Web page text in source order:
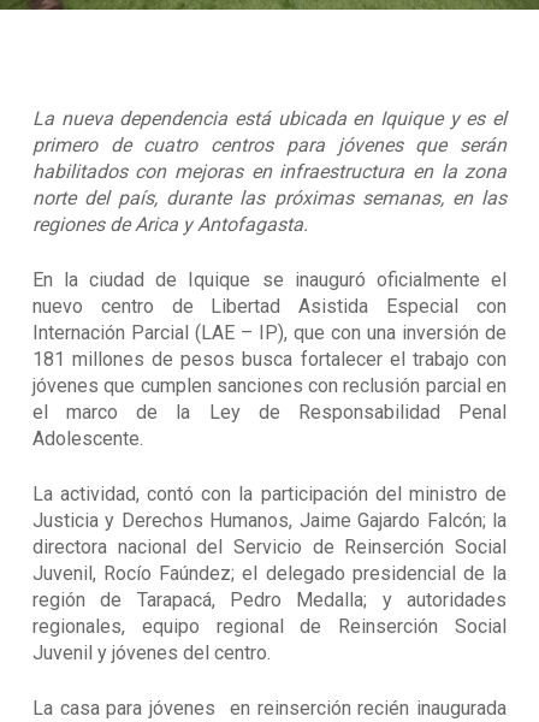
La nueva dependencia está ubicada en Iquique y es el
primero de cuatro centros para jóvenes que serán
habilitados con mejoras en infraestructura en la zona
norte del país, durante las próximas semanas, en las
regiones de Arica y Antofagasta.
En la ciudad de Iquique se inauguró oficialmente el
nuevo centro de Libertad Asistida Especial con
Internación Parcial (LAE – IP), que con una inversión de
181 millones de pesos busca fortalecer el trabajo con
jóvenes que cumplen sanciones con reclusión parcial en
el marco de la Ley de Responsabilidad Penal
Adolescente.
La actividad, contó con la participación del ministro de
Justicia y Derechos Humanos, Jaime Gajardo Falcón; la
directora nacional del Servicio de Reinserción Social
Juvenil, Rocío Faúndez; el delegado presidencial de la
región de Tarapacá, Pedro Medalla; y autoridades
regionales, equipo regional de Reinserción Social
Juvenil y jóvenes del centro.
La casa para jóvenes en reinserción recién inaugurada